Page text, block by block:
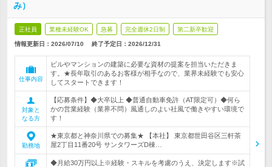
み）
正社員 業種未経験OK 急募 完全週休2日制 第二新卒歓迎
情報更新日：2026/07/10 終了予定日： 2026/12/31
仕事内容
ビルやマンションの建築に必要な資材の提案を担当いただきま
す。★長年取引のあるお客様が相手なので、業界未経験でも安心
してスタートできます！
対象と
なる方
【応募条件】◆大卒以上 ◆普通自動車免許（AT限定可）◆何ら
かの営業経験（業界不問）風通しのよい社風で働きやすい環境で
す！
勤務地
★東京都と神奈川県での募集★ 【本社】 東京都世田谷区三軒茶
屋2丁目11番20号 サンタワーズD棟…
◆月給30万円以上※経験・スキルを考慮のうえ、決定します※試